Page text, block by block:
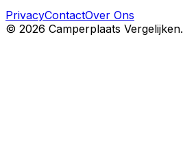
PrivacyContactOver Ons
© 2026 Camperplaats Vergelijken.